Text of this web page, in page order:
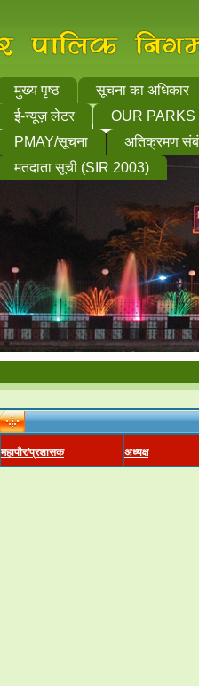
मुख्य पृष्ठ
सूचना का अधिकार
ई-न्यूज़ लेटर
OUR PARKS
PMAY/सूचना
अतिक्रमण
मतदाता सूची (SIR 2003)
महापौर/प्रशासक अध्यक्ष